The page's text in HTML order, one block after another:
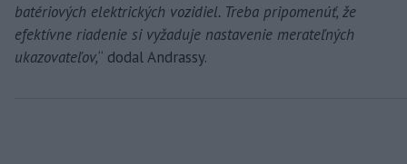
batériových elektrických vozidiel. Treba pripomenúť, že
efektívne riadenie si vyžaduje nastavenie merateľných
ukazovateľov,“ dodal Andrassy.